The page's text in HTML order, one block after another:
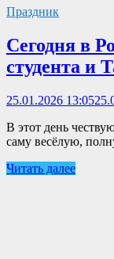
Праздник
Сегодня в
студента и
25.01.2026 13:05
В этот день
саму весёлую,
Читать далее